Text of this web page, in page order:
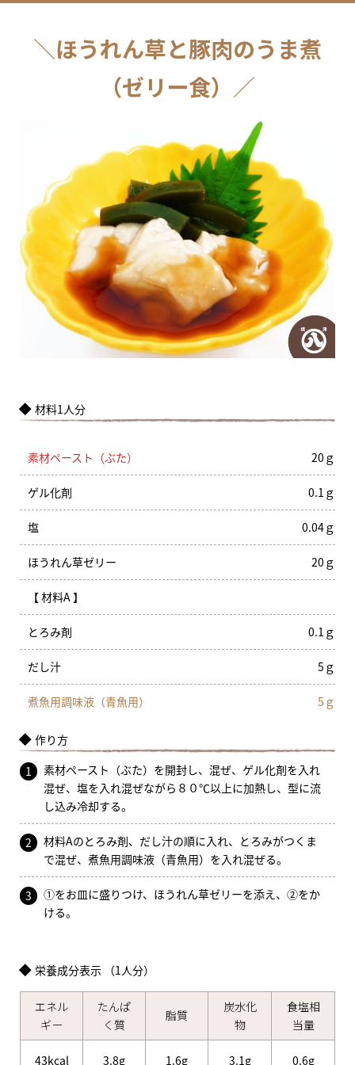
ほうれん草と豚肉のうま煮
（ゼリー食）
材料1人分
素材ペースト（ぶた） 20ｇ
ゲル化剤 0.1ｇ
塩 0.04ｇ
ほうれん草ゼリー 20ｇ
【 材料A 】
とろみ剤 0.1ｇ
だし汁 5ｇ
煮魚用調味液（青魚用） 5ｇ
作り方
1
素材ペースト（ぶた）を開封し、混ぜ、ゲル化剤を入れ
混ぜ、塩を入れ混ぜながら８０℃以上に加熱し、型に流
し込み冷却する。
2
材料Aのとろみ剤、だし汁の順に入れ、とろみがつくま
で混ぜ、煮魚用調味液（青魚用）を入れ混ぜる。
3
①をお皿に盛りつけ、ほうれん草ゼリーを添え、②をか
ける。
栄養成分表示 （1人分）
エネル
ギー
たんぱ
く質
脂質
炭水化
物
食塩相
当量
43kcal 3.8g 1.6g 3.1g 0.6g